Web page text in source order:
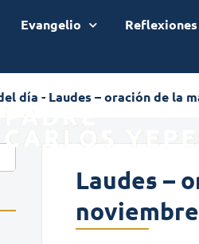
Evangelio Reflexiones
día - Laudes – oración de la
Laudes –